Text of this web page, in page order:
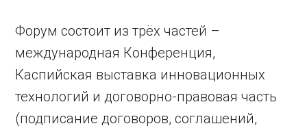
Форум состоит из трёх частей –
международная Конференция,
Каспийская выставка инновационных
технологий и договорно-правовая часть
(подписание договоров, соглашений,